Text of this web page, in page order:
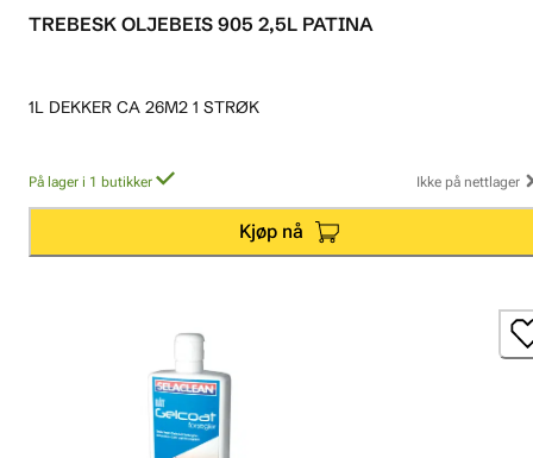
TREBESK OLJEBEIS 905 2,5L PATINA
1L DEKKER CA 26M2 1 STRØK
På lager i 1 butikker Ikke på nettlager
Kjøp nå